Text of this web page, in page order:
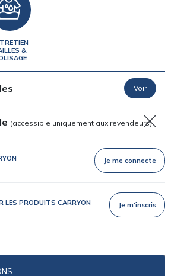
&
(accessible uniquement aux revendeurs)
Je me connecte
LES PRODUITS CARRYON Je m'inscris